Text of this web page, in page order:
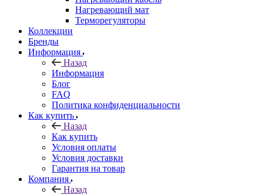
Нагревающий мат
Терморегуляторы
Коллекции
Бренды
Информация
Назад
Информация
Блог
FAQ
Политика конфиденциальности
Как купить
Назад
Как купить
Условия оплаты
Условия доставки
Гарантия на товар
Компания
Назад